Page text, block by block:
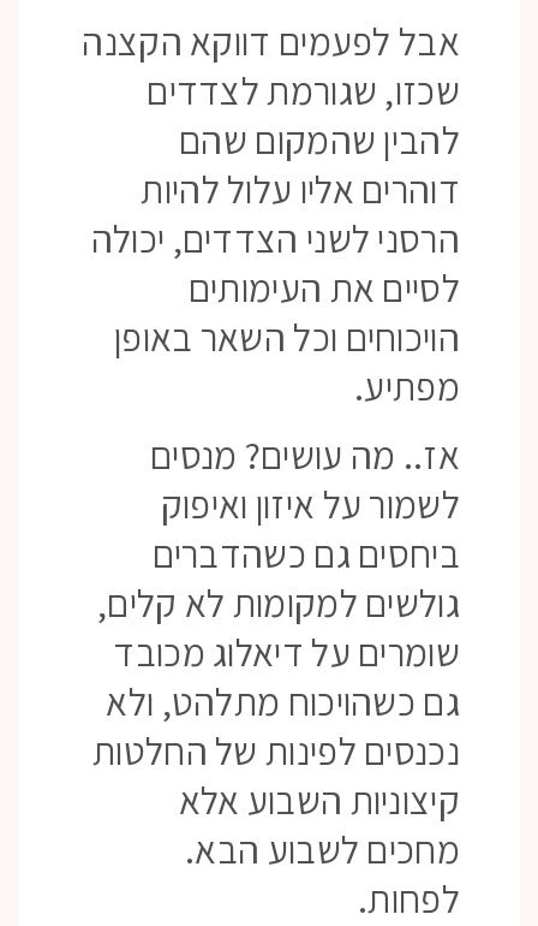
אבל לפעמים דווקא הקצנה
שכזו, שגורמת לצדדים
להבין שהמקום שהם
דוהרים אליו עלול להיות
הרסני לשני הצדדים, יכולה
לסיים את העימותים
הויכוחים וכל השאר באופן
מפתיע.
אז.. מה עושים? מנסים
לשמור על איזון ואיפוק
ביחסים גם כשהדברים
גולשים למקומות לא קלים,
שומרים על דיאלוג מכובד
גם כשהויכוח מתלהט, ולא
נכנסים לפינות של החלטות
קיצוניות השבוע אלא
מחכים לשבוע הבא.
לפחות.